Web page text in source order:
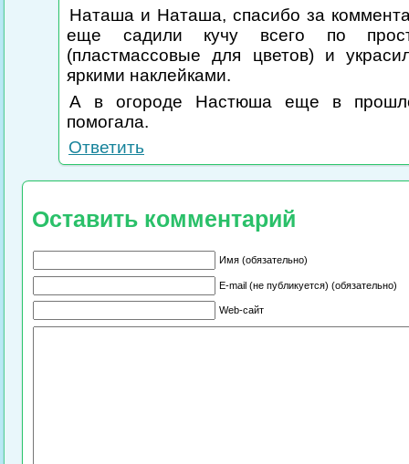
Наташа и Наташа, спасибо за
еще садили кучу всего по
(пластмассовые для цветов) и
яркими наклейками.
А в огороде Настюша еще в
помогала.
Ответить
Оставить комментарий
Имя (обязательно)
E-mail (не публикуется) (обязательно)
Web-сайт